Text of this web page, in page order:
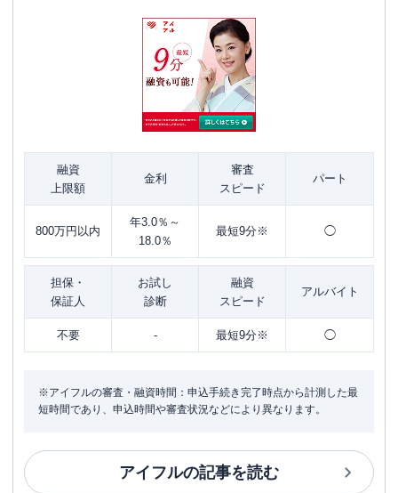
融資
上限額
金利
審査
スピード
パート
800万円以内
年3.0％～
18.0％
最短9分※ ◯
担保・
保証人
お試し
診断
融資
スピード
アルバイト
不要 - 最短9分※ ◯
※アイフルの審査・融資時間：申込手続き完了時点から計測した最
短時間であり、申込時間や審査状況などにより異なります。
アイフルの記事を読む